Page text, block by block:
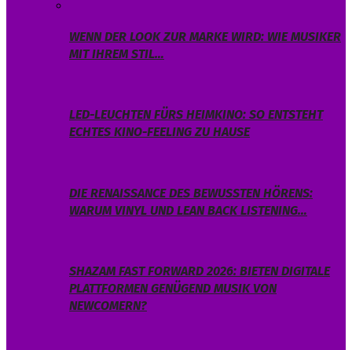
WENN DER LOOK ZUR MARKE WIRD: WIE MUSIKER
MIT IHREM STIL…
LED-LEUCHTEN FÜRS HEIMKINO: SO ENTSTEHT
ECHTES KINO-FEELING ZU HAUSE
DIE RENAISSANCE DES BEWUSSTEN HÖRENS:
WARUM VINYL UND LEAN BACK LISTENING…
SHAZAM FAST FORWARD 2026: BIETEN DIGITALE
PLATTFORMEN GENÜGEND MUSIK VON
NEWCOMERN?